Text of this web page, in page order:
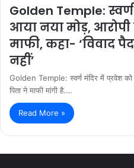
Golden Temple:
आया नया मोड़,
माफी, कहा- ‘विवाद
नहीं’
Golden Temple: स्वर्ण मंदिर में प्रवेश
पिता ने माफी मांगी है.…
Read More »